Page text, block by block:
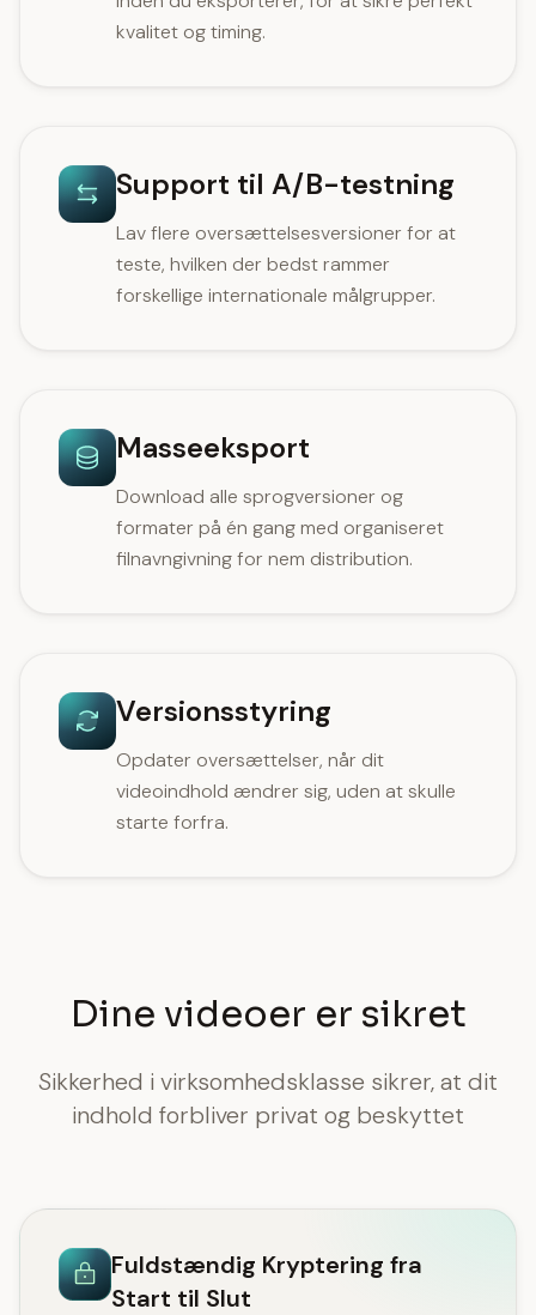
kvalitet og timing.
Support til A/B-testning
Lav flere oversættelsesversioner for at
teste, hvilken der bedst rammer
forskellige internationale målgrupper.
Masseeksport
Download alle sprogversioner og
formater på én gang med organiseret
filnavngivning for nem distribution.
Versionsstyring
Opdater oversættelser, når dit
videoindhold ændrer sig, uden at skulle
starte forfra.
Dine videoer er sikret
Sikkerhed i virksomhedsklasse sikrer, at dit
indhold forbliver privat og beskyttet
Fuldstændig Kryptering fra
Start til Slut